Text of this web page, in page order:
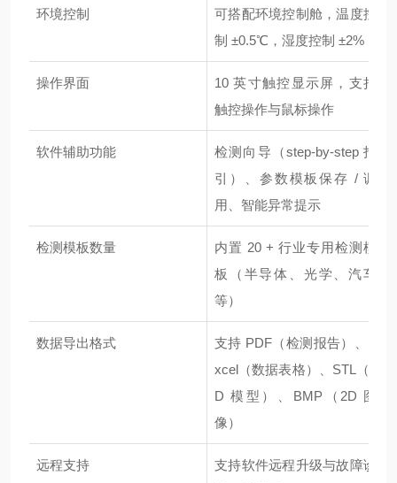
环境控制
可搭配环境控制舱，温度控
制 ±0.5℃，湿度控制 ±2%
操作界面
10 英寸触控显示屏，支持
触控操作与鼠标操作
软件辅助功能
检测向导（step-by-step 指
引）、参数模板保存 / 调
用、智能异常提示
检测模板数量
内置 20 + 行业专用检测模
板（半导体、光学、汽车
等）
数据导出格式
支持 PDF（检测报告）、E
xcel（数据表格）、STL（3
D 模型）、BMP（2D 图
像）
远程支持
支持软件远程升级与故障诊